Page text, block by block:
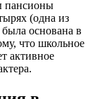
пансионы
(одна из
основана в
что школьное
активное